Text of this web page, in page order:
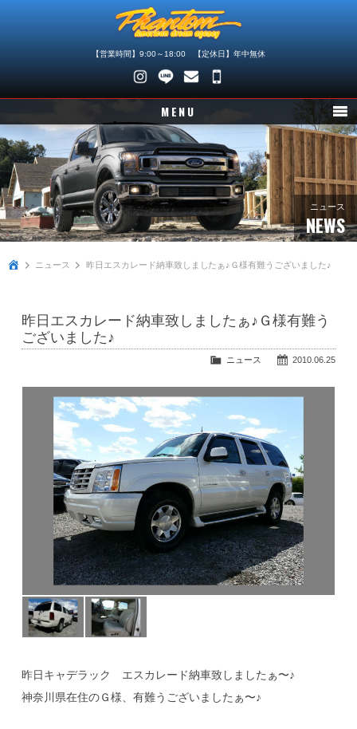
【営業時間】9:00～18:00 【定休日】年中無休
048-
745-
4446
MENU
ニュース
在庫車情報
パーツ情報
メンテナンス
買取査定
ニュース
NEWS
ニュース 昨日エスカレード納車致しましたぁ♪Ｇ様有難うございました♪
昨日エスカレード納車致しましたぁ♪Ｇ様有難う
ございました♪
2010.06.25
ニュース
昨日キャデラック エスカレード納車致しましたぁ〜♪
神奈川県在住のＧ様、有難うございましたぁ〜♪